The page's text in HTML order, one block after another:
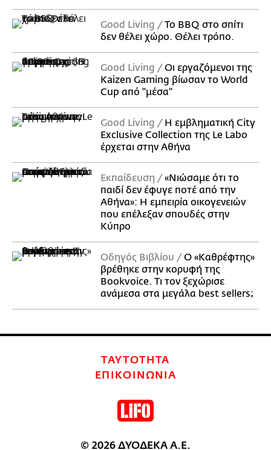
Good Living
Το BBQ στο σπίτι
δεν θέλει χώρο. Θέλει τρόπο.
Good Living
Οι εργαζόμενοι της
Kaizen Gaming βίωσαν το World
Cup από "μέσα"
Good Living
Η εμβληματική City
Exclusive Collection της Le Labo
έρχεται στην Αθήνα
Εκπαίδευση
«Νιώσαμε ότι το
παιδί δεν έφυγε ποτέ από την
Αθήνα»: Η εμπειρία οικογενειών
που επέλεξαν σπουδές στην
Κύπρο
Οδηγός Βιβλίου
Ο «Καθρέφτης»
βρέθηκε στην κορυφή της
Bookvoice. Τι τον ξεχώρισε
ανάμεσα στα μεγάλα best sellers;
ΤΑΥΤΟΤΗΤΑ
ΕΠΙΚΟΙΝΩΝΙΑ
© 2026 ΔΥΟΔΕΚΑ Α.Ε.